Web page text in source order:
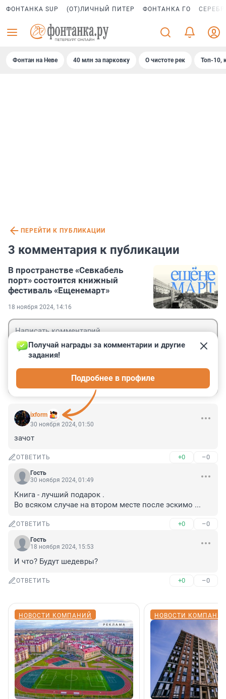
ФОНТАНКА SUP (ОТ)ЛИЧНЫЙ ПИТЕР ФОНТАНКА ГО
Фонтан на Неве 40 млн за парковку О чистоте рек Топ-10,
ПЕРЕЙТИ К ПУБЛИКАЦИИ
3 комментария к публикации
В пространстве «Севкабель
порт» состоится книжный
фестиваль «Ещенемарт»
18 ноября 2024, 14:16
ixform
Получай награды за комментарии и другие
задания!
Подробнее в профиле
30 ноября 2024, 01:50
зачот
ОТВЕТИТЬ +0 –0
Гость
30 ноября 2024, 01:49
Книга - лучший подарок .
Во всяком случае на втором месте после эскимо ...
ОТВЕТИТЬ +0 –0
Гость
18 ноября 2024, 15:53
И что? Будут шедевры?
ОТВЕТИТЬ +0 –0
НОВОСТИ КОМПАНИЙ НОВОСТИ